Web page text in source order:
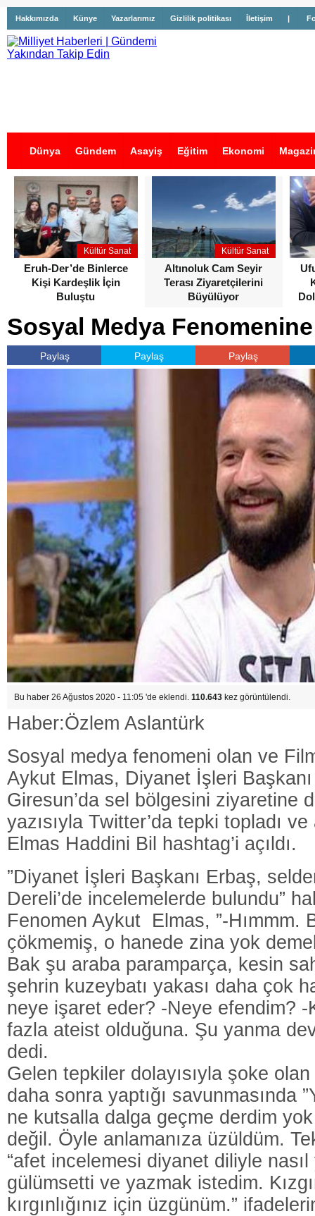
Hakkımızda Künye Yazarlarımız Gizlilik politikası İletişim |
Dünya Gündem Asayiş Eğitim Ekonomi
İş İlanları
Kültür Sanat
Eruh-Der’de Binlerce
Kişi Kardeşlik İçin
Buluştu
Kültür Sanat
Altınoluk Cam Seyir
Terası Ziyaretçilerini
Büyülüyor
Sosyal Medya
Paylaş Paylaş Paylaş
Bu haber 26 Ağustos 2020 - 11:05 'de eklendi. 110.643 kez görüntülendi.
Haber:Özlem Aslantürk
Sosyal medya fenomeni olan ve
Aykut Elmas, Diyanet İşleri Başkanı
Giresun’da sel bölgesini ziyaretine
yazısıyla Twitter’da tepki topladı
Elmas Haddini Bil hashtag’i açıldı.
”Diyanet İşleri Başkanı Erbaş,
Dereli’de incelemelerde bulundu”
Fenomen Aykut Elmas, ”-Hımmm.
çökmemiş, o hanede zina yok
Bak şu araba paramparça, kesin
şehrin kuzeybatı yakası daha çok
neye işaret eder? -Neye efendim? -
fazla ateist olduğuna. Şu yanma
dedi.
Gelen tepkiler dolayısıyla şoke
daha sonra yaptığı savunmasında ”
ne kutsalla dalga geçme derdim
değil. Öyle anlamanıza üzüldüm.
“afet incelemesi diyanet diliyle nasıl
gülümsetti ve yazmak istedim.
kırgınlığınız için üzgünüm.”